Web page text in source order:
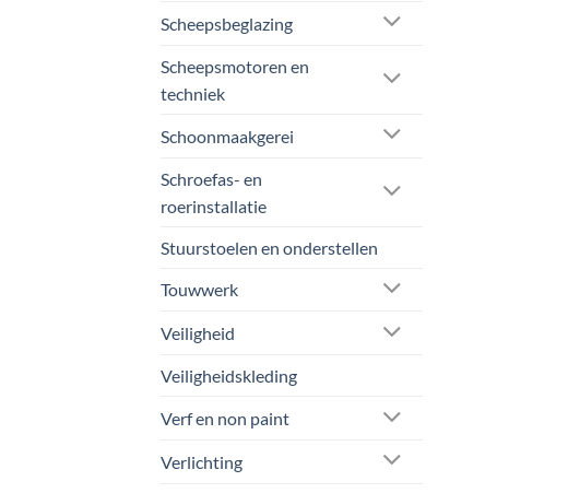
Scheepsbeglazing
Scheepsmotoren en
techniek
Schoonmaakgerei
Schroefas- en
roerinstallatie
Stuurstoelen en onderstellen
Touwwerk
Veiligheid
Veiligheidskleding
Verf en non paint
Verlichting